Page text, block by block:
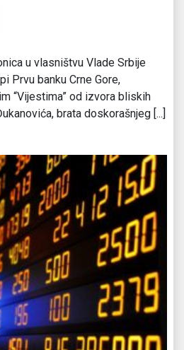
u vlasništvu Vlade Srbije
Prvu banku Crne Gore,
“Vijestima” od izvora bliskih
brata doskorašnjeg [...]